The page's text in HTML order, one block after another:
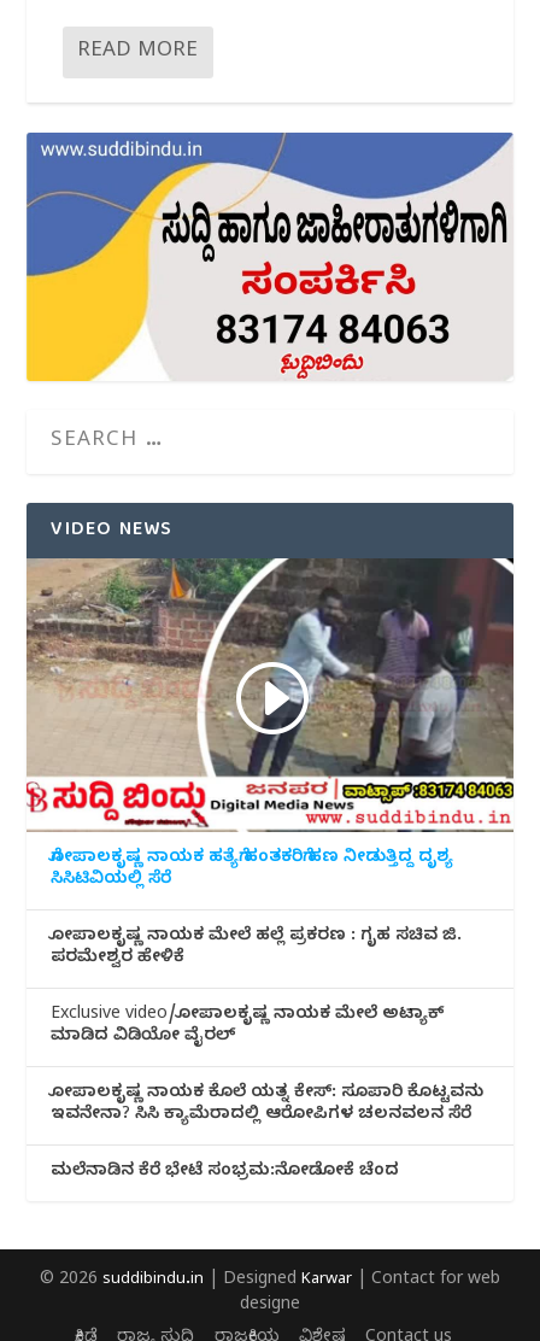
READ MORE
VIDEO NEWS
ಗೋಪಾಲಕೃಷ್ಣ ನಾಯಕ ಹತ್ಯೆಗೆ ಹಂತಕರಿಗೆ ಹಣ ನೀಡುತ್ತಿದ್ದ ದೃಶ್ಯ
ಸಿಸಿಟಿವಿಯಲ್ಲಿ ಸೆರೆ
ಗೋಪಾಲಕೃಷ್ಣ ನಾಯಕ ಮೇಲೆ ಹಲ್ಲೆ ಪ್ರಕರಣ : ಗೃಹ ಸಚಿವ ಜಿ.
ಪರಮೇಶ್ವರ ಹೇಳಿಕೆ
Exclusive video/ಗೋಪಾಲಕೃಷ್ಣ ನಾಯಕ ಮೇಲೆ ಅಟ್ಯಾಕ್
ಮಾಡಿದ ವಿಡಿಯೋ ವೈರಲ್
ಗೋಪಾಲಕೃಷ್ಣ ನಾಯಕ ಕೊಲೆ ಯತ್ನ ಕೇಸ್: ಸೂಪಾರಿ ಕೊಟ್ಟವನು
ಇವನೇನಾ? ಸಿಸಿ ಕ್ಯಾಮೆರಾದಲ್ಲಿ ಆರೋಪಿಗಳ ಚಲನವಲನ ಸೆರೆ
ಮಲೆನಾಡಿ‌ನ ಕೆರೆ ಭೇಟೆ ಸಂಭ್ರಮ:ನೋಡೋಕೆ ಚೆಂದ
© 2026 suddibindu.in | Designed Karwar | Contact for web
designe